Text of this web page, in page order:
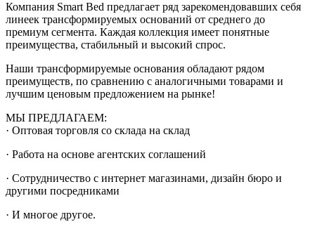
Компания Smart Bed предлагает ряд зарекомендовавших себя
линеек трансформируемых оснований от среднего до
премиум сегмента. Каждая коллекция имеет понятные
преимущества, стабильный и высокий спрос.
Наши трансформируемые основания обладают рядом
преимуществ, по сравнению с аналогичными товарами и
лучшим ценовым предложением на рынке!
МЫ ПРЕДЛАГАЕМ:
· Оптовая торговля со склада на склад
· Работа на основе агентских соглашений
· Сотрудничество с интернет магазинами, дизайн бюро и
другими посредниками
· И многое другое.